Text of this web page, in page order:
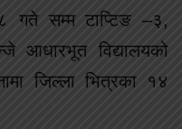
सम्म टाप्टिङ –३,
आधारभूत विद्यालयको
जिल्ला भित्रका १४